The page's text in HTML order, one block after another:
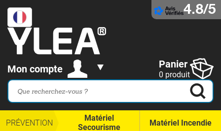
4.8/5
Mon compte Panier
0 produit
PRÉVENTION
Matériel
Secourisme
Matériel Incendie